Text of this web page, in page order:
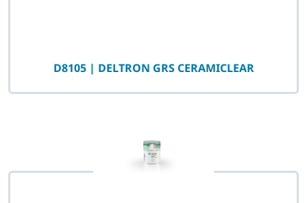
D8105 | DELTRON GRS CERAMICLEAR